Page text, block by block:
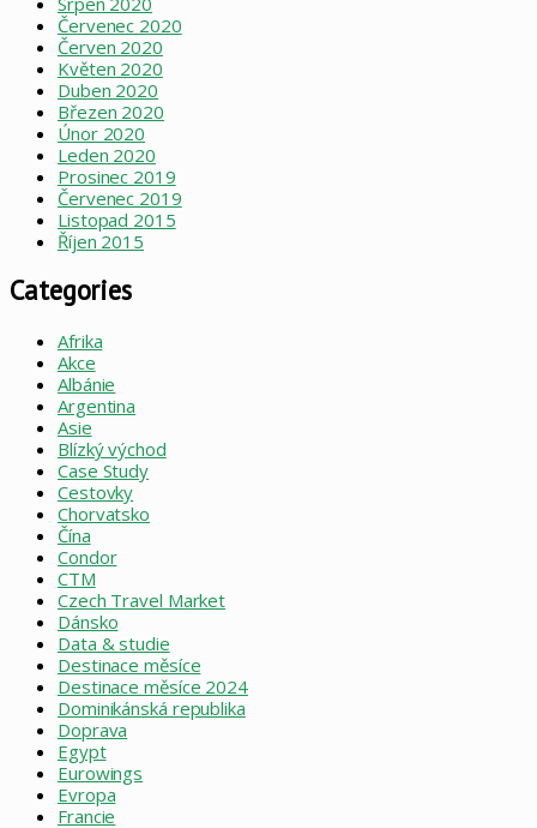
Červenec 2020
Červen 2020
Květen 2020
Duben 2020
Březen 2020
Únor 2020
Leden 2020
Prosinec 2019
Červenec 2019
Listopad 2015
Říjen 2015
Categories
Afrika
Akce
Albánie
Argentina
Asie
Blízký východ
Case Study
Cestovky
Chorvatsko
Čína
Condor
CTM
Czech Travel Market
Dánsko
Data & studie
Destinace měsíce
Destinace měsíce 2024
Dominikánská republika
Doprava
Egypt
Eurowings
Evropa
Francie